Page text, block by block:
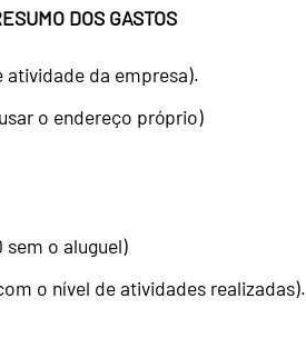
DOS GASTOS
da empresa).
o endereço próprio)
o aluguel)
o nível de atividades realizadas).